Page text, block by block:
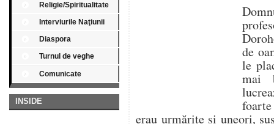
Religie/Spiritualitate
Interviurile Naţiunii
Diaspora
Turnul de veghe
Comunicate
INSIDE
de
le
mai
erau urmărite şi uneori,